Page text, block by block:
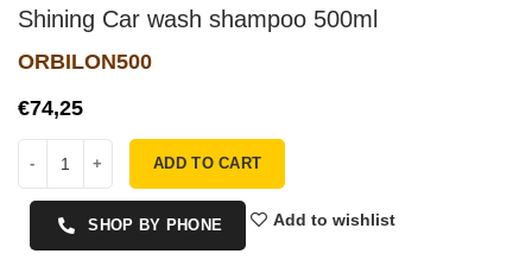
Shining Car wash shampoo 500ml
ORBILON500
€
ADD TO CART
SHOP BY PHONE Add to wishlist